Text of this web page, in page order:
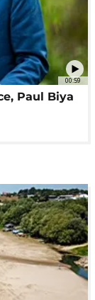
00:59
Paul Biya